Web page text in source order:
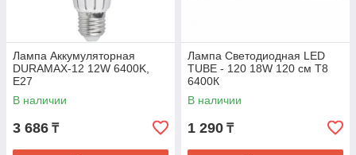
Лампа Аккумуляторная
DURAMAX-12 12W 6400K,
E27
В наличии
3 686 ₸
Лампа Светодиодная LED
TUBE - 120 18W 120 см T8
6400К
В наличии
1 290 ₸